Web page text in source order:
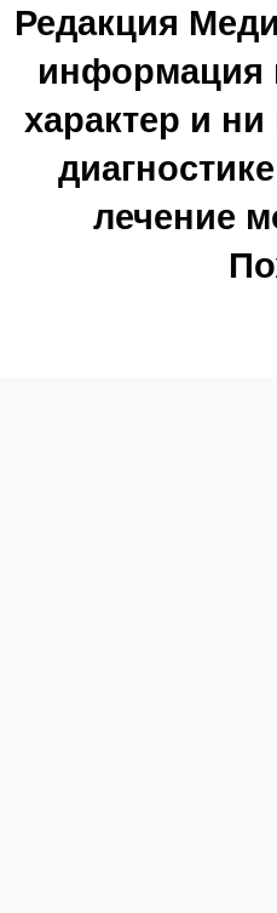
Редакция
информация
характер и
лечение